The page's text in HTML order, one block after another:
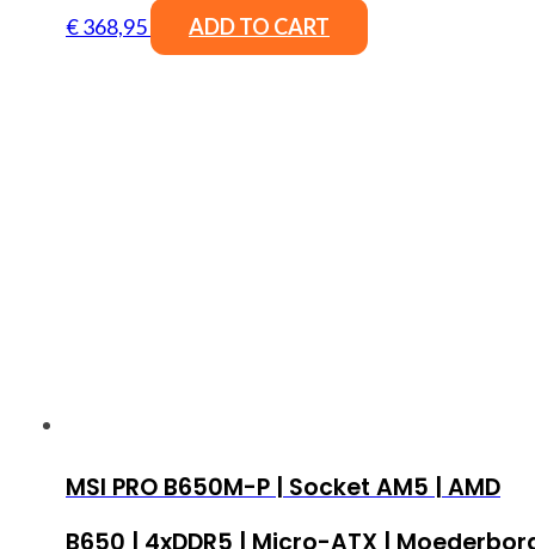
€368,95 ADD TO CART
MSI PRO B650M-P | Socket AM5 | AMD
B650 | 4xDDR5 | Micro-ATX |